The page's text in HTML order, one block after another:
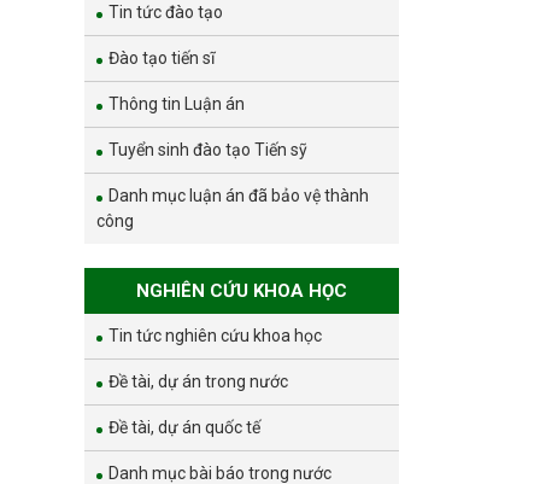
Tin tức đào tạo
Đào tạo tiến sĩ
Thông tin Luận án
Tuyển sinh đào tạo Tiến sỹ
Danh mục luận án đã bảo vệ thành
công
NGHIÊN CỨU KHOA HỌC
Tin tức nghiên cứu khoa học
Đề tài, dự án trong nước
Đề tài, dự án quốc tế
Danh mục bài báo trong nước